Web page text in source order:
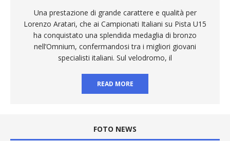
Una prestazione di grande carattere e qualità per
Lorenzo Aratari, che ai Campionati Italiani su Pista U15
ha conquistato una splendida medaglia di bronzo
nell’Omnium, confermandosi tra i migliori giovani
specialisti italiani. Sul velodromo, il
READ MORE
FOTO NEWS